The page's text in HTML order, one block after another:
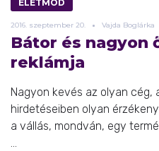
ÉLETMÓD
2016. szeptember 20. Vajda Boglárka
Bátor és nagyon
reklámja
Nagyon kevés az olyan cég,
hirdetéseiben olyan
a vállás, mondván, egy
...